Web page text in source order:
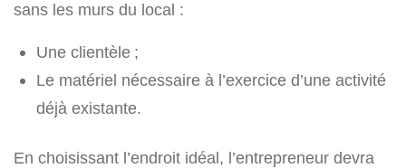
sans les murs du local :
Une clientèle ;
Le matériel nécessaire à l’exercice d’une activité
déjà existante.
En choisissant l’endroit idéal, l’entrepreneur devra